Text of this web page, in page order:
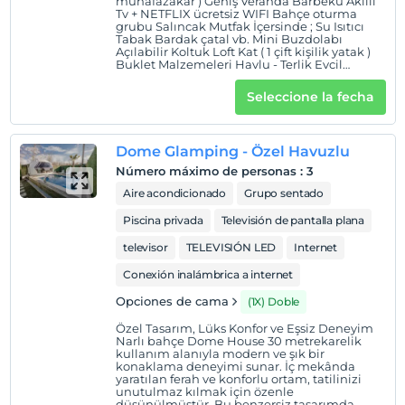
alışverişi yapılarak tesise giriş yapılabilmektedir.
Bungalovlarımızın ısınması kalorifer sistemi ile
sağlanmakta olup, tüm bungalovlarımızda ev modeline
göre 15.000 BTU ile 20.000 BTU arasında klima
mevcuttur. Şömineli bungalovlarımızda konaklayan
misafirlerimizin şömine kullanımları için konaklama
süresince 1 kez 1 kova odun ücretsiz olarak verilmektedir.
Şömine yakımı ücretsizdir. Rüzgarlı havalarda şömine
yakımına izin verilmez.
Tüm bungalovlarımızın bahçesinde barbekü
bulunmaktadır. (Barbekü için mangal kömürü ve hijyen
açısından dolayı ızgara teli dahil değildir )
Glamping Dome hariç diğer tüm bungalovlarımızda
açılabilir koltuk bulunmaktadır.
Havuz bağlantılı suite, havuz manzaralı, ısıtmalı özel
havuzlu oda tipi ( The Hope s Home ) ile suite - iki yatak
odalı, havuz manzaralı, ısıtmalı özel havuzlu (
Tv + NETFLIX ücretsiz WIFI Bahçe oturma
grubu Salıncak Mutfak İçersinde ; Su Isıtıcı
Tabak Bardak çatal vb. Mini Buzdolabı
Açılabilir Koltuk Loft Kat ( 1 çift kişilik yatak )
Buklet Malzemeleri Havlu - Terlik Evcil
dostlarımızı Kabul edemiyoruz Cumartesi
günleri tek gece satışımız mevcut değildir.
Seleccione la fecha
Dome Glamping - Özel Havuzlu
Número máximo de personas : 3
Aire acondicionado
Grupo sentado
Piscina privada
Televisión de pantalla plana
televisor
TELEVISIÓN LED
Internet
Conexión inalámbrica a internet
Opciones de cama (1X) Doble
Özel Tasarım, Lüks Konfor ve Eşsiz Deneyim
Narlı bahçe Dome House 30 metrekarelik
kullanım alanıyla modern ve şık bir
konaklama deneyimi sunar. İç mekânda
yaratılan ferah ve konforlu ortam, tatilinizi
unutulmaz kılmak için özenle